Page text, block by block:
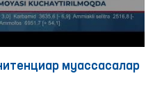
муассасалар